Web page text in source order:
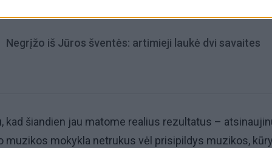
Negrįžo iš Jūros šventės: artimieji laukė dvi savaites
kad šiandien jau matome realius rezultatus –
muzikos mokykla netrukus vėl prisipildys muzikos,